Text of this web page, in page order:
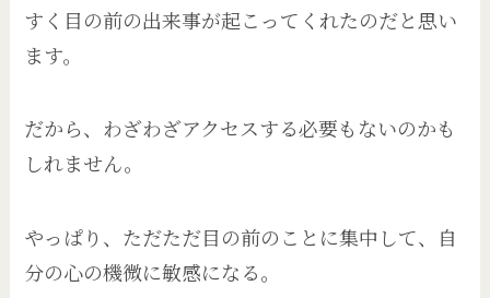
すく目の前の出来事が起こってくれたのだと思い
ます。
だから、わざわざアクセスする必要もないのかも
しれません。
やっぱり、ただただ目の前のことに集中して、自
分の心の機微に敏感になる。